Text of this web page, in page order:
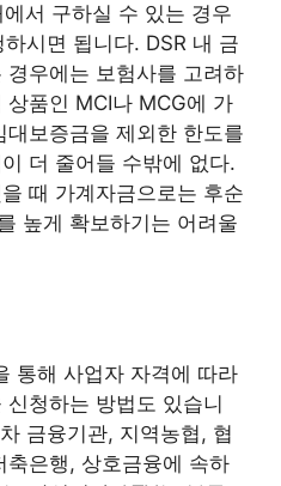
서 구하실 수 있는 경우
시면 됩니다. DSR 내 금
우에는 보험사를 고려하
품인 MCI나 MCG에 가
보증금을 ​​제외한 한도를
더 줄어들 수밖에 없다.
때 가계자금으로는 후순
높게 확보하기는 어려울
통해 사업자 자격에 따라
청하는 방법도 있습니
금융기관, 지역농협, 협
은행, 상호금융에 속하